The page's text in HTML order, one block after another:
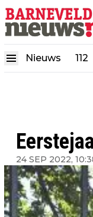
Nieuws 112
24 SEP 2022,